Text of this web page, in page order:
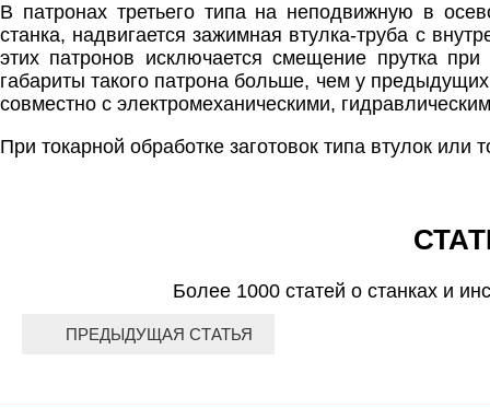
В патронах третьего типа на неподвижную в
станка, надвигается зажимная втулка-труба с
этих патронов исключается смещение прутка
габариты такого патрона больше, чем у
совместно с электромеханическими,
При токарной обработке заготовок типа втулок
Более 1000 статей о станках и
ПРЕДЫДУЩАЯ СТАТЬЯ